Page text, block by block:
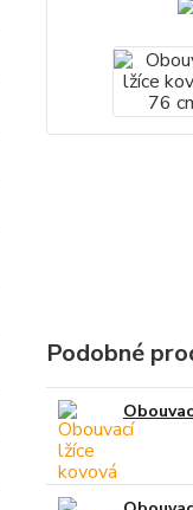
Podobné